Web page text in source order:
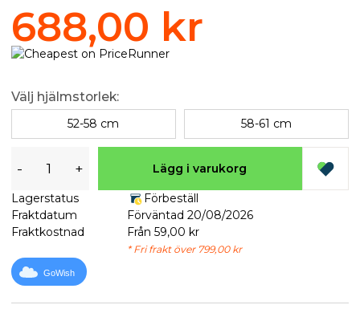
688,00 kr
Välj hjälmstorlek:
52-58 cm 58-61 cm
- + Lägg i varukorg
Lagerstatus
Förbeställ
Fraktdatum
Förväntad 20/08/2026
Fraktkostnad
Från 59,00 kr
* Fri frakt över 799,00 kr
GoWish